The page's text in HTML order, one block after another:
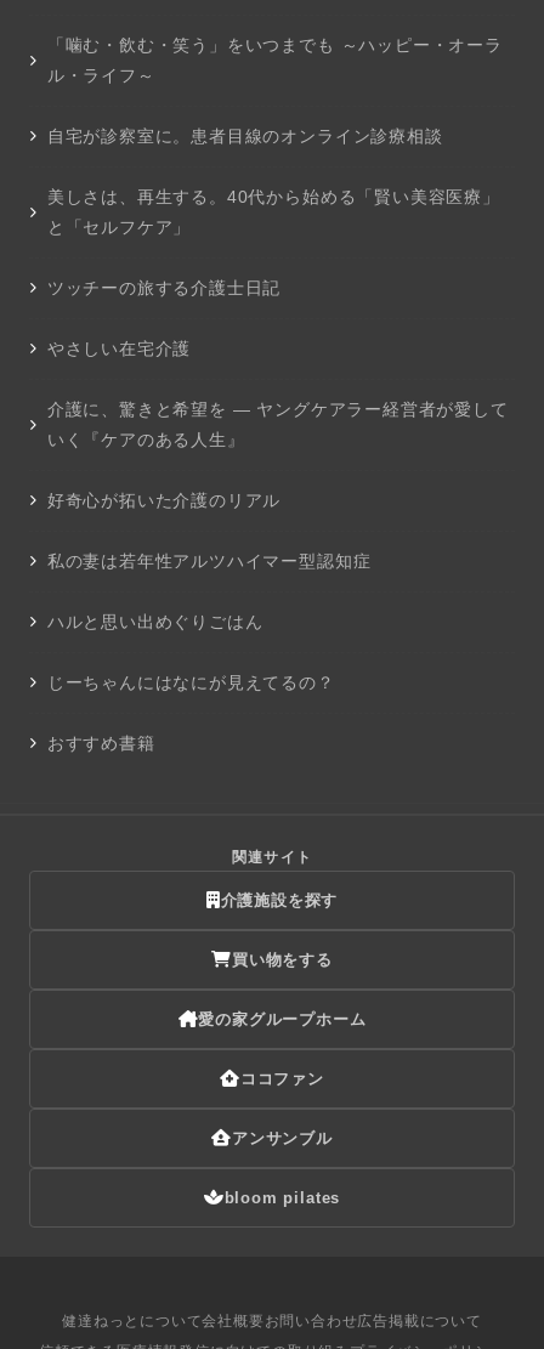
「噛む・飲む・笑う」をいつまでも ～ハッピー・オーラ
ル・ライフ～
自宅が診察室に。患者目線のオンライン診療相談
美しさは、再生する。40代から始める「賢い美容医療」
と「セルフケア」
ツッチーの旅する介護士日記
やさしい在宅介護
介護に、驚きと希望を ― ヤングケアラー経営者が愛して
いく『ケアのある人生』
好奇心が拓いた介護のリアル
私の妻は若年性アルツハイマー型認知症
ハルと思い出めぐりごはん
じーちゃんにはなにが見えてるの？
おすすめ書籍
関連サイト
介護施設を探す
買い物をする
愛の家グループホーム
ココファン
アンサンブル
bloom pilates
健達ねっとについて会社概要 お問い合わせ広告掲載について